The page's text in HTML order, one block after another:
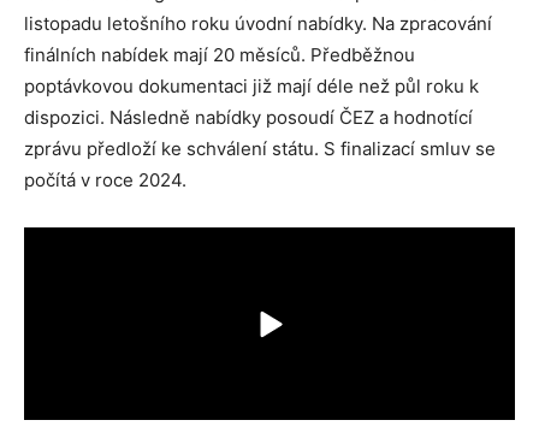
listopadu letošního roku úvodní nabídky. Na zpracování
finálních nabídek mají 20 měsíců. Předběžnou
poptávkovou dokumentaci již mají déle než půl roku k
dispozici. Následně nabídky posoudí ČEZ a hodnotící
zprávu předloží ke schválení státu. S finalizací smluv se
počítá v roce 2024.